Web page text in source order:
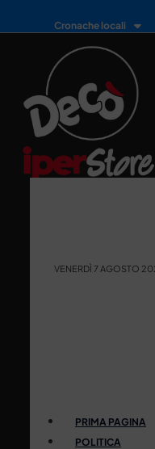
Cronache locali
VENERDÌ 7 AGOSTO
PRIMA PAGINA
POLITICA